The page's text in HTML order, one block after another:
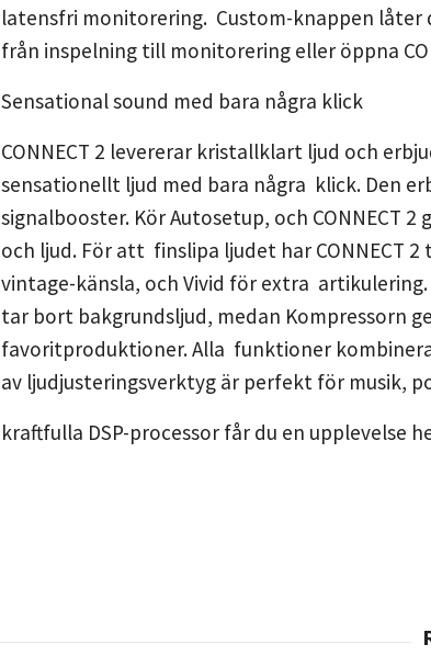
latensfri monitorering. Custom-knappen
från inspelning till monitorering eller öppna
Sensational sound med bara några klick
CONNECT 2 levererar kristallklart ljud och
sensationellt ljud med bara några klick. Den
signalbooster. Kör Autosetup, och CONNECT
och ljud. För att finslipa ljudet har CONNECT
vintage-känsla, och Vivid för extra
tar bort bakgrundsljud, medan Kompressorn
favoritproduktioner. Alla funktioner
av ljudjusteringsverktyg är perfekt för musik,
kraftfulla DSP-processor får du en upplevelse